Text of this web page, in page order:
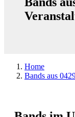
Home
Bands aus